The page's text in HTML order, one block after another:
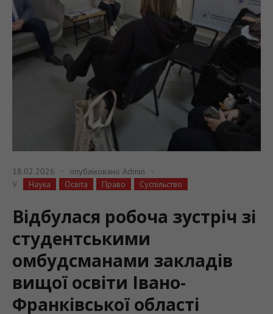
18.02.2026 опубліковано Admin
У
Наука Освіта Право Суспільство
Відбулася робоча зустріч зі
студентськими
омбудсманами закладів
вищої освіти Івано-
Франківської області